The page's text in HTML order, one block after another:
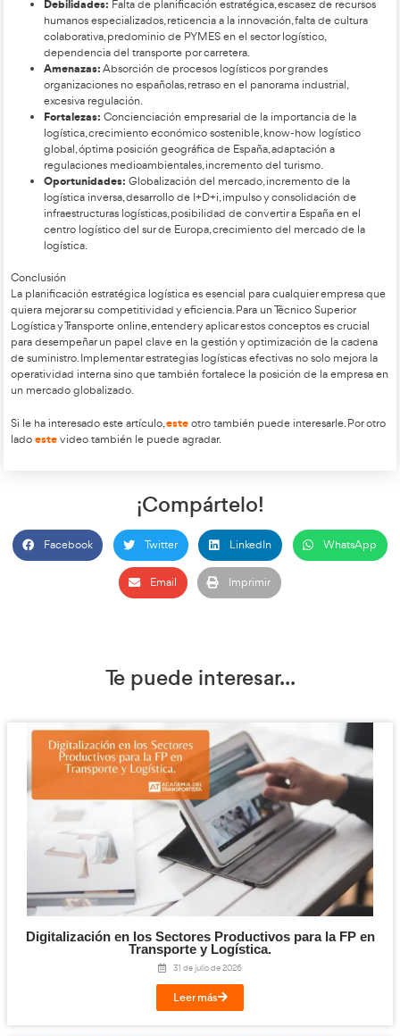
fabricante.
Estrategia logística intensiva:Se intenta abarcar el
canales de distribución para alcanzar un consumo
producto.
Análisis DAFO
El análisis DAFO es una herramienta para estudiar la
empresa, analizando sus características internas (Debilidades
situación externa (Amenazas y Oportunidades). A
ejemplo de análisis DAFO aplicado a la logística en España:
humanos especializados, reticencia a la innovación,
colaborativa, predominio de PYMES en el sector
dependencia del transporte por carretera.
Absorción de procesos logísticos por
organizaciones no españolas, retraso en el panorama
excesiva regulación.
Fortalezas: Concienciación empresarial de la
logística, crecimiento económico sostenible, know-
global, óptima posición geográfica de España,
regulaciones medioambientales, incremento del
Oportunidades:Globalización del mercado,
logística inversa, desarrollo de I+D+i, impulso y
infraestructuras logísticas, posibilidad de convertir a
centro logístico del sur de Europa, crecimiento del